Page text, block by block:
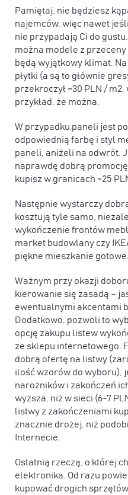
Pamiętaj, nie będziesz
najemców, więc nawet
nie przypadają Ci do
można modele z
będą wyjątkowy klimat.
płytki (a są to głównie
przekroczył ~30 PLN /
przykład, że można.
W przypadku paneli jest
odpowiednią farbę i styl
paneli, aniżeli na odwrót.
naprawdę dobrą
kupisz w granicach ~25
Następnie wystarczy
kosztują tyle samo,
wykończenie frontów
market budowlany czy
piękne mieszkanie gotowe.
Ważnym przy okazji
kierowanie się zasadą –
ewentualnymi akcentami
Dodatkowo, pozwoli to
opcję zakupu listew
ze sklepu internetowego.
dobrą ofertę na listwy
ilość wzorów do wyboru),
narożników i zakończeń
wyższa, niż w sieci (6-7
listwy z zakończeniami
znacznie drożej, niż
Internecie.
Ostatnią rzeczą, o której
elektronika. Od razu
kupować drogich